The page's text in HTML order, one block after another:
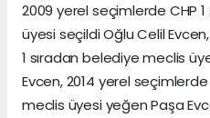
2009 yerel seçimlerde CHP
üyesi seçildi Oğlu Celil
1 sıradan belediye meclis
Evcen, 2014 yerel
meclis üyesi yeğen Paşa